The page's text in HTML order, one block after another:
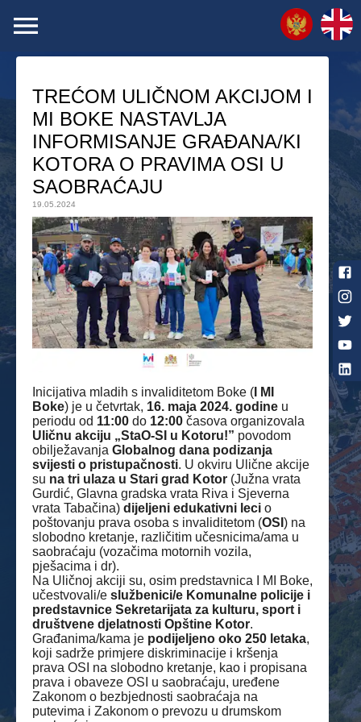
TREĆOM ULIČNOM AKCIJOM I
MI BOKE NASTAVLJA
INFORMISANJE GRAĐANA/KI
KOTORA O PRAVIMA OSI U
SAOBRAĆAJU
19.05.2024
Inicijativa mladih s invaliditetom Boke ( I MI
Boke) je u četvrtak, 16. maja 2024. godine u
periodu od 11:00 do 12:00 časova organizovala
Uličnu akciju „StaO-SI u Kotoru!” povodom
obilježavanja Globalnog dana podizanja
svijesti o pristupačnosti. U okviru Ulične akcije
su na tri ulaza u Stari grad Kotor (Južna vrata
Gurdić, Glavna gradska vrata Riva i Sjeverna
vrata Tabačina) dijeljeni edukativni leci o
poštovanju prava osoba s invaliditetom (OSI ) na
slobodno kretanje, različitim učesnicima/ama u
saobraćaju (vozačima motornih vozila,
pješacima i dr).
Na Uličnoj akciji su, osim predstavnica I MI Boke,
učestvovali/e službenici/e Komunalne policije i
predstavnice Sekretarijata za kulturu, sport i
društvene djelatnosti Opštine Kotor.
Građanima/kama je podijeljeno oko 250 letaka,
koji sadrže primjere diskriminacije i kršenja
prava OSI na slobodno kretanje, kao i propisana
prava i obaveze OSI u saobraćaju, uređene
Zakonom o bezbjednosti saobraćaja na
putevima i Zakonom o prevozu u drumskom